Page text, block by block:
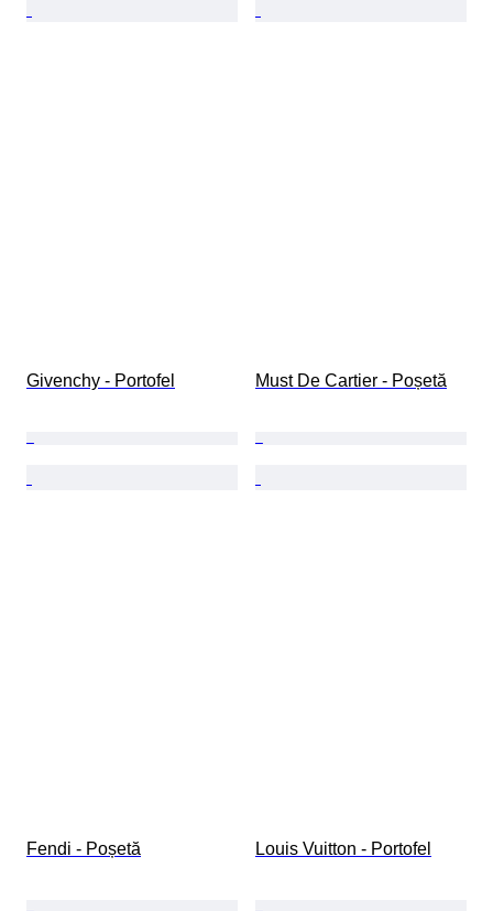
Givenchy - Portofel Must De Cartier - Poșetă
Fendi - Poșetă Louis Vuitton - Portofel